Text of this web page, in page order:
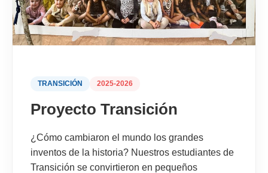
TRANSICIÓN 2025-2026
Proyecto Transición
¿Cómo cambiaron el mundo los grandes
inventos de la historia? Nuestros estudiantes de
Transición se convirtieron en pequeños